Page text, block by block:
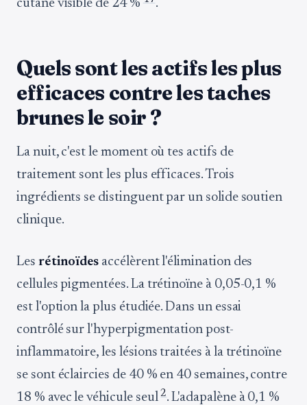
cutané visible de 24 %
.
Quels sont les actifs les plus
efficaces contre les taches
brunes le soir ?
La nuit, c'est le moment où tes actifs de
traitement sont les plus efficaces. Trois
ingrédients se distinguent par un solide soutien
clinique.
Les rétinoïdes accélèrent l'élimination des
cellules pigmentées. La trétinoïne à 0,05-0,1 %
est l'option la plus étudiée. Dans un essai
contrôlé sur l'hyperpigmentation post-
inflammatoire, les lésions traitées à la trétinoïne
se sont éclaircies de 40 % en 40 semaines, contre
18 % avec le véhicule seul2. L'adapalène à 0,1 %